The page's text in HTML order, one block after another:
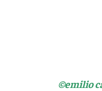
©emilio